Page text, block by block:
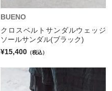
BUENO
クロスベルトサンダルウェッジ
ソールサンダル(ブラック)
¥15,400 （税込）